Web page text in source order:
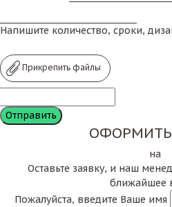
Напишите количество, сроки,
Прикрепить файлы
ОФОРМИТЬ
на
Оставьте заявку, и наш
ближайшее
Пожалуйста, введите Ваше имя